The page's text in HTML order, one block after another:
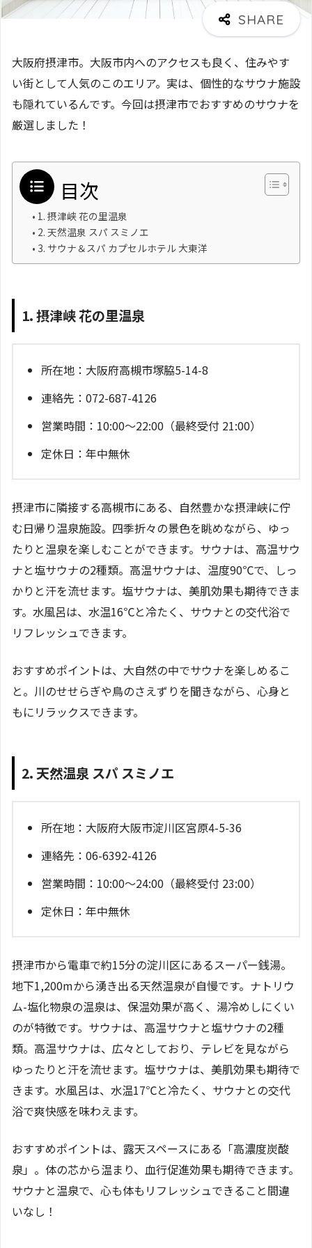
大阪府摂津市。大阪市内へのアクセスも良く、住みやす
い街として人気のこのエリア。実は、個性的なサウナ施設
も隠れているんです。今回は摂津市でおすすめのサウナを
厳選しました！
目次
1. 摂津峡 花の里温泉
2. 天然温泉 スパ スミノエ
3. サウナ＆スパ カプセルホテル 大東洋
1. 摂津峡 花の里温泉
所在地：大阪府高槻市塚脇5-14-8
連絡先：072-687-4126
営業時間：10:00～22:00（最終受付 21:00）
定休日：年中無休
摂津市に隣接する高槻市にある、自然豊かな摂津峡に佇
む日帰り温泉施設。四季折々の景色を眺めながら、ゆっ
たりと温泉を楽しむことができます。サウナは、高温サウ
ナと塩サウナの2種類。高温サウナは、温度90℃で、しっ
かりと汗を流せます。塩サウナは、美肌効果も期待できま
す。水風呂は、水温16℃と冷たく、サウナとの交代浴で
リフレッシュできます。
おすすめポイントは、大自然の中でサウナを楽しめるこ
と。川のせせらぎや鳥のさえずりを聞きながら、心身と
もにリラックスできます。
2. 天然温泉 スパ スミノエ
所在地：大阪府大阪市淀川区宮原4-5-36
連絡先：06-6392-4126
営業時間：10:00～24:00（最終受付 23:00）
定休日：年中無休
摂津市から電車で約15分の淀川区にあるスーパー銭湯。
地下1,200mから湧き出る天然温泉が自慢です。ナトリウ
ム-塩化物泉の温泉は、保温効果が高く、湯冷めしにくい
のが特徴です。サウナは、高温サウナと塩サウナの2種
類。高温サウナは、広々としており、テレビを見ながら
ゆったりと汗を流せます。塩サウナは、美肌効果も期待で
きます。水風呂は、水温17℃と冷たく、サウナとの交代
浴で爽快感を味わえます。
おすすめポイントは、露天スペースにある「高濃度炭酸
泉」。体の芯から温まり、血行促進効果も期待できます。
サウナと温泉で、心も体もリフレッシュできること間違
いなし！